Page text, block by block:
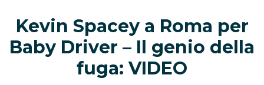
Kevin Spacey a Roma per
Baby Driver – Il genio della
fuga: VIDEO